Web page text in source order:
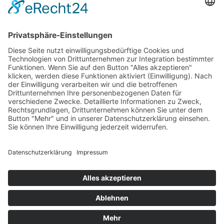
Service & Kontakt
Welt-der-Zitate.com
Über unsere Zitate Sammlung
Datenschutz
Social Media Police
Impressum
Schöne Sprüche
Beliebte Themen
Berühmte Personen Aphorismen